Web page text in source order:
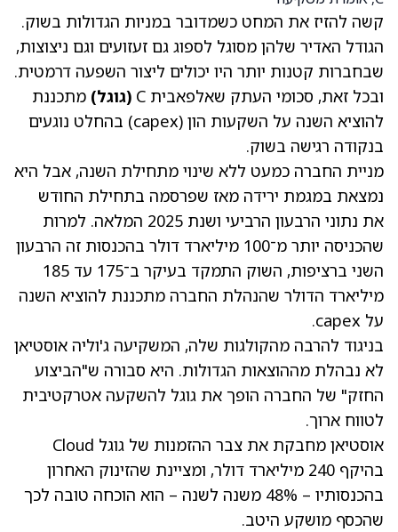
קשה להזיז את המחט כשמדובר במניות הגדולות בשוק.
הגודל האדיר שלהן מסוגל לספוג גם זעזועים וגם ניצוצות,
שבחברות קטנות יותר היו יכולים ליצור השפעה דרמטית.
ובכל זאת, סכומי העתק שאלפאבית C
(גוגל) מתכננת
להוציא השנה על השקעות הון (capex) בהחלט נוגעים
בנקודה רגישה בשוק.
מניית החברה כמעט ללא שינוי מתחילת השנה, אבל היא
נמצאת במגמת ירידה מאז שפרסמה בתחילת החודש
את נתוני הרבעון הרביעי ושנת 2025 המלאה. למרות
שהכניסה יותר מ־100 מיליארד דולר בהכנסות זה הרבעון
השני ברציפות, השוק התמקד בעיקר ב־175 עד 185
מיליארד הדולר שהנהלת החברה מתכננת להוציא השנה
על capex.
בניגוד להרבה מהקולגות שלה, המשקיעה ג'וליה אוסטיאן
לא נבהלת מההוצאות הגדולות. היא סבורה ש"הביצוע
החזק" של החברה הופך את גוגל להשקעה אטרקטיבית
לטווח ארוך.
אוסטיאן מחבקת את צבר ההזמנות של גוגל Cloud
בהיקף 240 מיליארד דולר, ומציינת שהזינוק האחרון
בהכנסותיו – 48% משנה לשנה – הוא הוכחה טובה לכך
שהכסף מושקע היטב.